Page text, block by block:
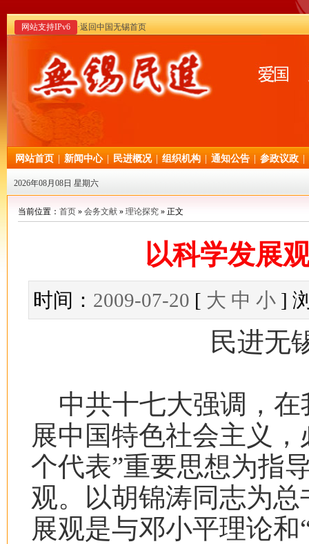
网站支持IPv6 ·返回中国无锡首页
网站首页 新闻中心 民进概况 组织机构 通知公告 参政议政
2026年08月08日 星期六
当前位置： 首页 » 会务文献 » 理论探究 » 正文
以科学发展
时间： 2009-07-20 [ 大 中 小]
民进无
中共十七大强调，
展中国特色社会主义
个代表”重要思想为指
观。以胡锦涛同志为
展观是与邓小平理论